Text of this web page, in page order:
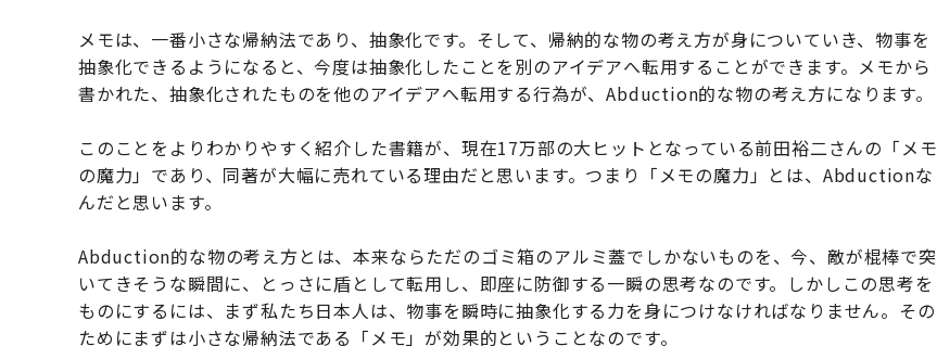
メモは、一番小さな帰納法であり、抽象化です。そして、帰納的な物の考え方が身についていき、物事を
抽象化できるようになると、今度は抽象化したことを別のアイデアへ転用することができます。メモから
書かれた、抽象化されたものを他のアイデアへ転用する行為が、Abduction的な物の考え方になります。
このことをよりわかりやすく紹介した書籍が、現在17万部の大ヒットとなっている前田裕二さんの「メモ
の魔力」であり、同著が大幅に売れている理由だと思います。つまり「メモの魔力」とは、Abductionな
んだと思います。
Abduction的な物の考え方とは、本来ならただのゴミ箱のアルミ蓋でしかないものを、今、敵が棍棒で突
いてきそうな瞬間に、とっさに盾として転用し、即座に防御する一瞬の思考なのです。しかしこの思考を
ものにするには、まず私たち日本人は、物事を瞬時に抽象化する力を身につけなければなりません。その
ためにまずは小さな帰納法である「メモ」が効果的ということなのです。